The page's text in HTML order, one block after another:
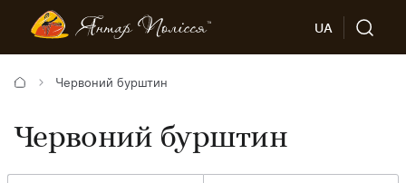
UA
Червоний бурштин
Червоний бурштин